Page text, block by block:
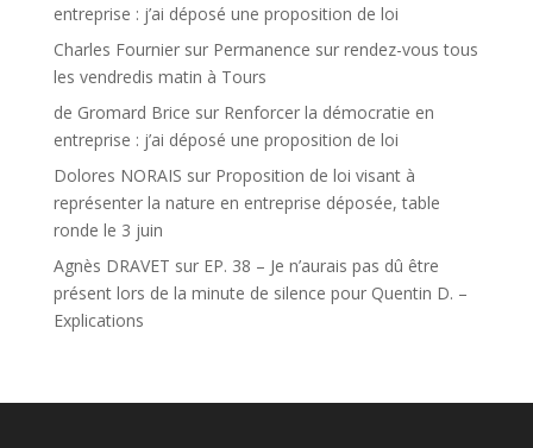
entreprise : j’ai déposé une proposition de loi
Charles Fourniersur Permanence sur rendez-vous tous
les vendredis matin à Tours
de Gromard Brice sur Renforcer la démocratie en
entreprise : j’ai déposé une proposition de loi
Dolores NORAIS sur Proposition de loi visant à
représenter la nature en entreprise déposée, table
ronde le 3 juin
Agnès DRAVET sur EP. 38 – Je n’aurais pas dû être
présent lors de la minute de silence pour Quentin D. –
Explications